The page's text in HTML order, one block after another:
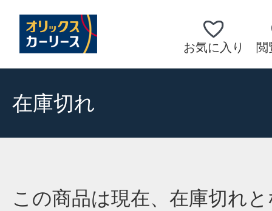
お気に入り 閲
在庫切れ
この商品は現在、在庫切れ